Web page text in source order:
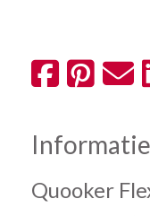
Informatie
Quooker